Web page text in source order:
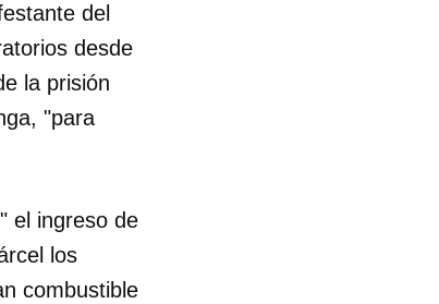
del
desde
la prisión
"para
el ingreso de
los
combustible